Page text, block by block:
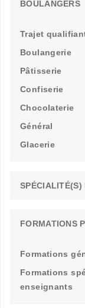
BOULANGERS
Trajet
Boulangerie
Pâtisserie
Confiserie
Chocolaterie
Général
Glacerie
SPÉCIALITÉ(S)
FORMATIONS
Formations
Formations
enseignants